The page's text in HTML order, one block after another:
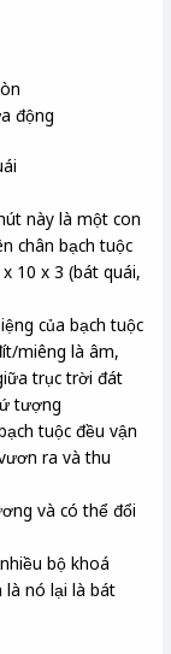
động
này là một con
chân bạch tuộc
10 x 3 (bát quái,
của bạch tuộc
miêng là âm,
trục trời đát
tượng
tuộc đều vận
ra và thu
và có thể đổi
bộ khoá
nó lại là bát